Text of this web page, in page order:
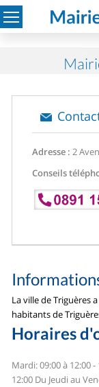
Adresse : 2
Conseils
La ville de Triguères
habitants de
Horaires
Mardi: 09:00 à 12:00 -
12:00 Du Jeudi au